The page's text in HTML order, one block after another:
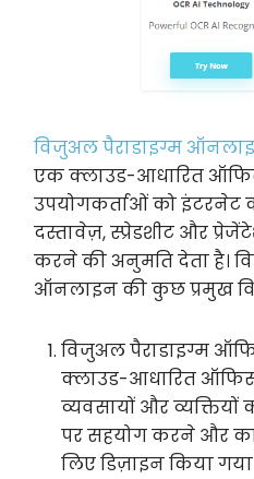
विजुअल पैराडाइग्म
एक क्लाउड-आधारित
उपयोगकर्ताओं को
दस्तावेज़, स्प्रेडशीट और
करने की अनुमति देता है।
ऑनलाइन की कुछ प्रमुख
विजुअल पैराडाइग्म
क्लाउड-आधारित
व्यवसायों और व्यक्तियों
पर सहयोग करने और
लिए डिज़ाइन किया गया